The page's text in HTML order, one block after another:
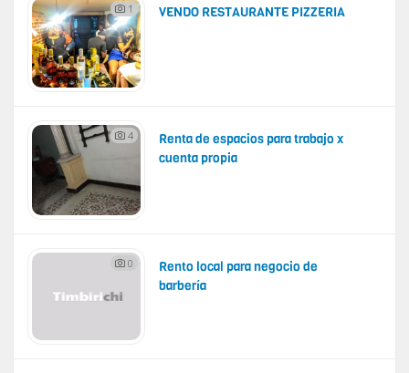
1 VENDO RESTAURANTE PIZZERIA
4
Renta de espacios para trabajo x
cuenta propia
0
Rento local para negocio de
barbería